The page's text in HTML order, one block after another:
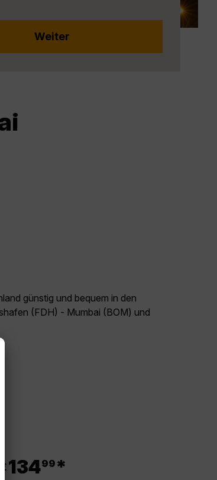
günstig und bequem in den
(FDH) - Mumbai (BOM) und
13499 *